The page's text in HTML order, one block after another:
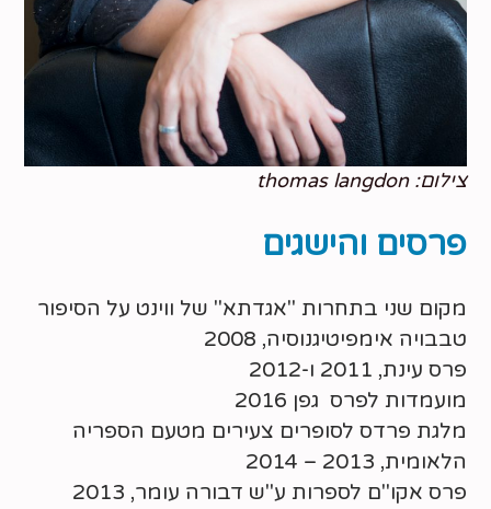
צילום: thomas langdon
פרסים והישגים
מקום שני בתחרות "אגדתא" של ווינט על הסיפור
טבבויה אימפיטיגנוסיה, 2008
פרס עינת, 2011 ו-2012
מועמדות לפרס גפן 2016
מלגת פרדס לסופרים צעירים מטעם הספריה
הלאומית, 2013 – 2014
פרס אקו"ם לספרות ע"ש דבורה עומר, 2013